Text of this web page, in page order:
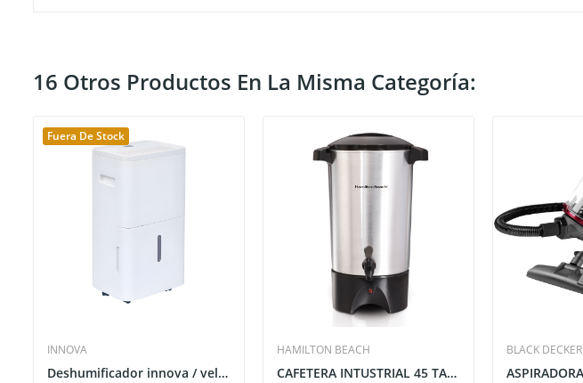
16 Otros Productos En La Misma Categoría:
Fuera De Stock
INNOVA
Deshumificador innova / velocidad ajustable 6.5...
HAMILTON BEACH
CAFETERA INTUSTRIAL 45 TAZAS HAMILTON BEACH -...
BLACK DECKER